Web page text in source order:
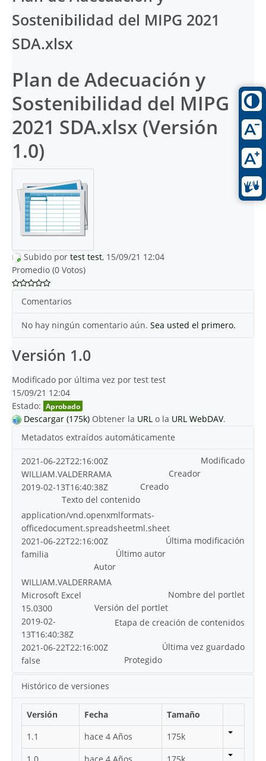
Sostenibilidad del MIPG 2021
SDA.xlsx
Plan de Adecuación y
Sostenibilidad del MIPG
2021 SDA.xlsx (Versión
1.0)
Subido por test test, 15/09/21 12:04
Promedio (0 Votos)
Comentarios
No hay ningún comentario aún. Sea usted el primero.
Versión 1.0
Modificado por última vez por test test
15/09/21 12:04
Estado: Aprobado
Descargar (175k) Obtener la URL o la URL WebDAV.
Metadatos extraídos automáticamente
Modificado
2021-06-22T22:16:00Z
Creador
WILLIAM.VALDERRAMA
Creado
2019-02-13T16:40:38Z
Texto del contenido
application/vnd.openxmlformats-
officedocument.spreadsheetml.sheet
Última modificación
2021-06-22T22:16:00Z
Último autor
familia
Autor
WILLIAM.VALDERRAMA
Nombre del portlet
Microsoft Excel
Versión del portlet
15.0300
Etapa de creación de contenidos
2019-02-
13T16:40:38Z
Última vez guardado
2021-06-22T22:16:00Z
Protegido
false
Histórico de versiones
Versión Fecha
Tamaño
1.1
hace 4 Años
175k